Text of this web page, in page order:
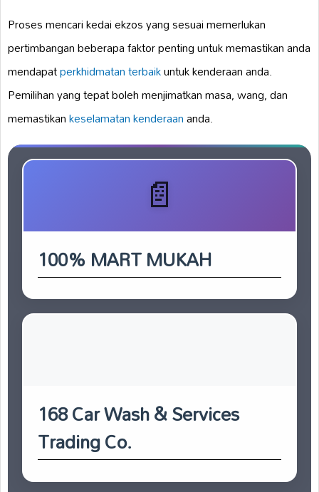
Proses mencari kedai ekzos yang sesuai memerlukan
pertimbangan beberapa faktor penting untuk memastikan anda
mendapatperkhidmatan terbaikuntuk kenderaan anda.
Pemilihan yang tepat boleh menjimatkan masa, wang, dan
memastikankeselamatan kenderaananda.
100% MART MUKAH
168 Car Wash & Services
Trading Co.